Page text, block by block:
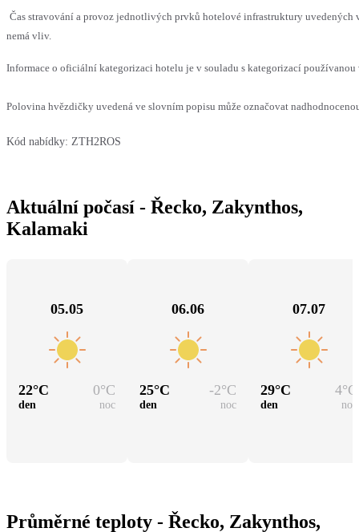
Čas stravování a provoz jednotlivých prvků hotelové infrastruktury uvedených
nemá vliv.
Informace o oficiální kategorizaci hotelu je v souladu s kategorizací
Polovina hvězdičky uvedená ve slovním popisu může označovat
Kód nabídky: ZTH2ROS
Aktuální počasí - Řecko, Zakynthos,
Kalamaki
05.05
22°C 0°C
den noc
06.06
25°C -2°C
den noc
07.07
29°C 4°C
den noc
Průměrné teploty - Řecko, Zakynthos,